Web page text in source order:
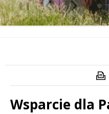
Poprzedni Element
Następny
❚❚
Wsparcie dla